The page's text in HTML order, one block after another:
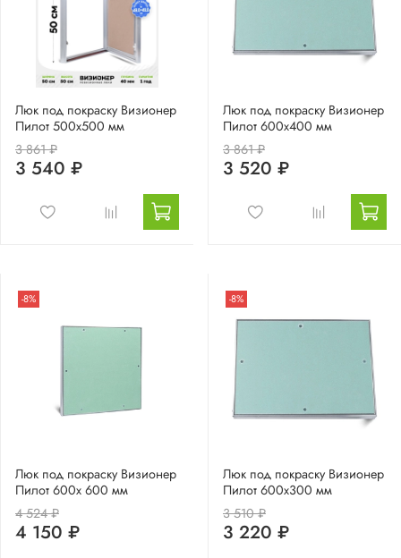
Люк под покраску Визионер
Пилот 500х500 мм
3 861 ₽
3 540 ₽
Люк под покраску Визионер
Пилот 600х400 мм
3 861 ₽
3 520 ₽
-8%
Люк под покраску Визионер
Пилот 600х 600 мм
4 524 ₽
4 150 ₽
-8%
Люк под покраску Визионер
Пилот 600х300 мм
3 510 ₽
3 220 ₽